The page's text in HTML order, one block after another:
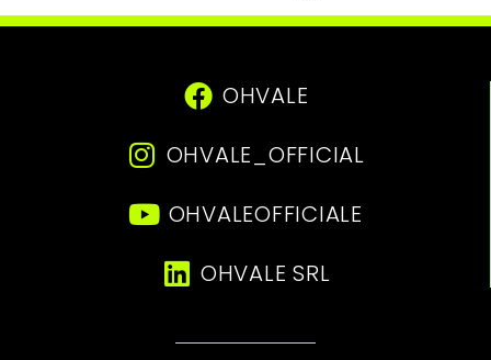
OHVALE
OHVALE_OFFICIAL
OHVALEOFFICIALE
OHVALE SRL